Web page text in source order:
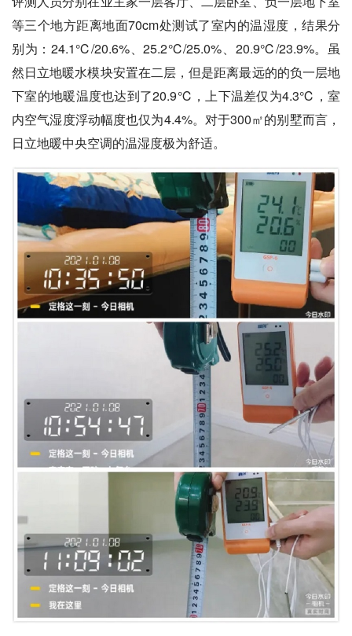
等三个地方距离地面70cm处测试了室内的温湿度，结果分
别为：24.1℃/20.6%、25.2℃/25.0%、20.9℃/23.9%。虽
然日立地暖水模块安置在二层，但是距离最远的的负一层地
下室的地暖温度也达到了20.9℃，上下温差仅为4.3℃，室
内空气湿度浮动幅度也仅为4.4%。对于300㎡的别墅而言，
日立地暖中央空调的温湿度极为舒适。